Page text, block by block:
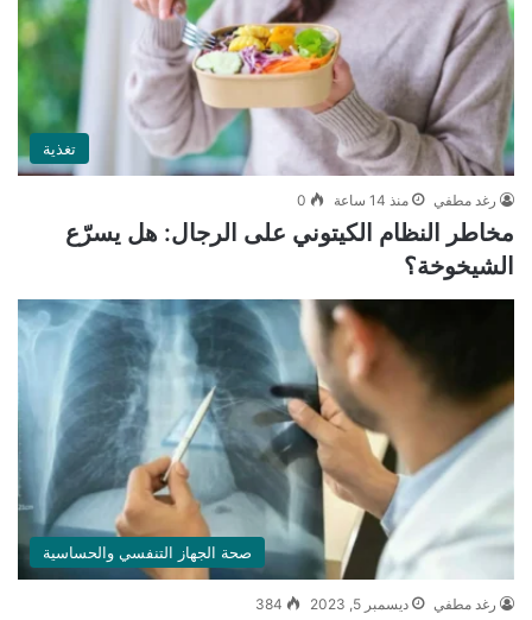
تغذية
رغد مطفي منذ 14 ساعة 0
مخاطر النظام الكيتوني على الرجال: هل يسرّع
الشيخوخة؟
صحة الجهاز التنفسي والحساسية
رغد مطفي ديسمبر 5, 2023 384